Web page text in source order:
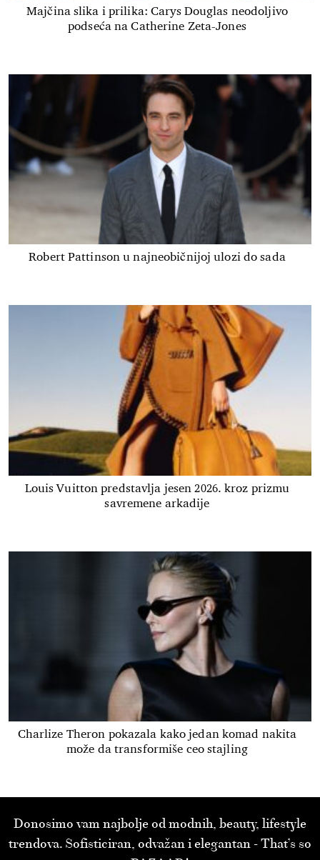
Majčina slika i prilika: Carys Douglas neodoljivo
podseća na Catherine Zeta-Jones
Robert Pattinson u najneobičnijoj ulozi do sada
Louis Vuitton predstavlja jesen 2026. kroz prizmu
savremene arkadije
Charlize Theron pokazala kako jedan komad nakita
može da transformiše ceo stajling
Donosimo vam najbolje od modnih, beauty, lifestyle
trendova. Sofisticiran, odvažan i elegantan - That’s so